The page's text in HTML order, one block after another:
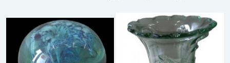
reclamevoorwerpen/merken
curiosa